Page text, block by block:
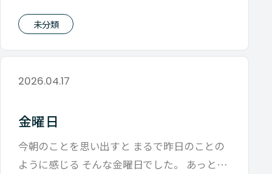
未分類
2026.04.17
金曜日
今朝のことを思い出すと まるで昨日のことの
ように感じる そんな金曜日でした。 あっとい